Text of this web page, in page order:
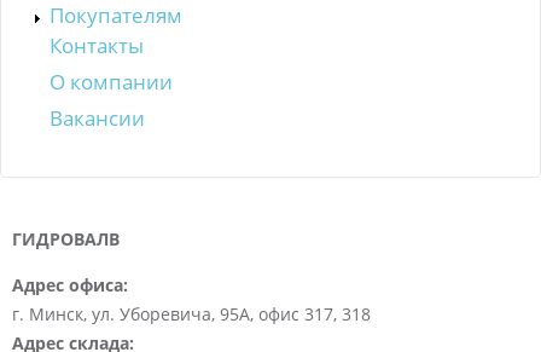
Покупателям
Контакты
О компании
Вакансии
ГИДРОВАЛВ
Адрес офиса:
г. Минск, ул. Уборевича, 95А, офис 317, 318
Адрес склада: